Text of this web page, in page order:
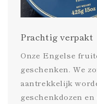
Prachtig verpakt
Onze Engelse
geschenken. We
aantrekkelijk
geschenkdozen